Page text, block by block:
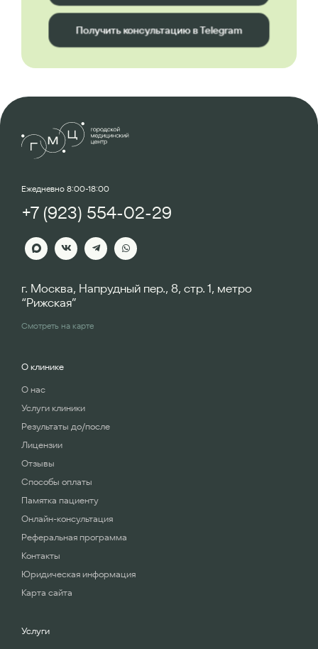
Получить консультацию в Telegram
Ежедневно 8:00-18:00
+7 (923) 554-02-29
г. Москва, Напрудный пер., 8, стр. 1, метро
“Рижская”
Смотреть на карте
О клинике
О нас
Услуги клиники
Результаты до/после
Лицензии
Отзывы
Способы оплаты
Памятка пациенту
Онлайн-консультация
Реферальная программа
Контакты
Юридическая информация
Карта сайта
Услуги